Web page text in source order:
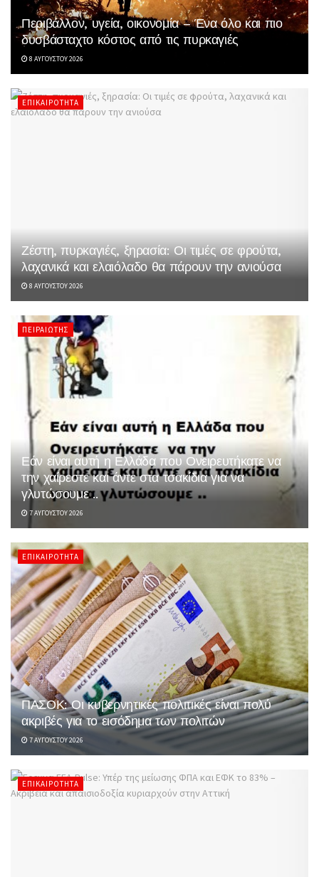
Περιβάλλον, υγεία, οικονομία – Ένα όλο και πιο
δυσβάσταχτο κόστος από τις πυρκαγιές
8 ΑΥΓΟΎΣΤΟΥ 2026
ΕΠΙΚΑΙΡΌΤΗΤΑ
Ζέστη, πυρκαγιές, ξηρασία: Οι τιμές σε φρούτα,
λαχανικά και ελαιόλαδο θα πάρουν την ανιούσα
8 ΑΥΓΟΎΣΤΟΥ 2026
ΠΕΙΡΑΙΏΤΗΣ
Εάν είναι αυτή η Ελλάδα που Ονειρευτήκατε να
την χαίρεστε και άντε στα τσακίδια για να
γλυτώσουμε ..
7 ΑΥΓΟΎΣΤΟΥ 2026
ΕΠΙΚΑΙΡΌΤΗΤΑ
ΠΑΣΟΚ: Οι κυβερνητικές πολιτικές είναι πολύ
ακριβές για το εισόδημα των πολιτών
7 ΑΥΓΟΎΣΤΟΥ 2026
ΕΠΙΚΑΙΡΌΤΗΤΑ